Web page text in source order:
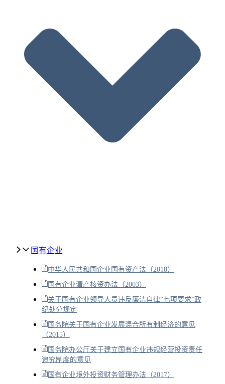
国有企业
中华人民共和国企业国有资产法（2018）
国有企业清产核资办法（2003）
关于国有企业领导人员违反廉洁自律“七项要求”政
纪处分规定
国务院关于国有企业发展混合所有制经济的意见
（2015）
国务院办公厅关于建立国有企业违规经营投资责任
追究制度的意见
国有企业境外投资财务管理办法（2017）